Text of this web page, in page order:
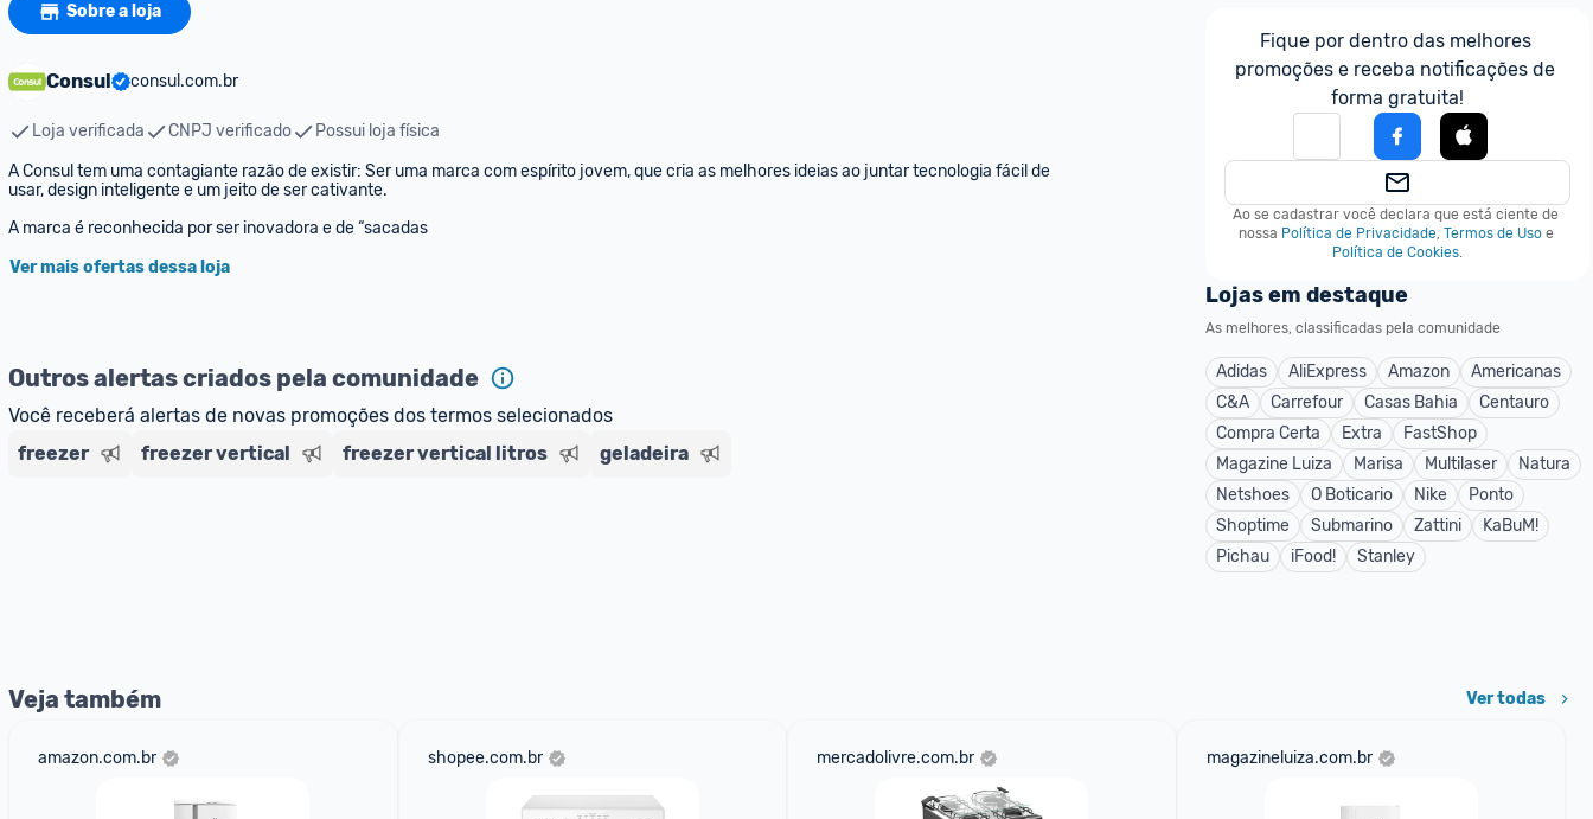
Sobre a loja
Consul consul.com.br
Loja verificada CNPJ verificado
Possui loja física
A Consul tem uma contagiante razão de existir: Ser uma marca com espírito jovem, que cria as melhores ideias ao juntar tecnologia fácil de
usar, design inteligente e um jeito de ser cativante.
A marca é reconhecida por ser inovadora e de “sacadas
Ver mais ofertas dessa loja
Outros alertas criados pela comunidade
Você receberá alertas de novas promoções dos termos selecionados
freezer
freezer vertical freezer vertical litros geladeira
Fique por dentro das melhores
promoções e receba notificações de
forma gratuita!
Ao se cadastrar você declara que está ciente de
nossa Política de Privacidade, Termos de Uso e
Política de Cookies.
Lojas em destaque
As melhores, classificadas pela comunidade
Adidas AliExpress Amazon
Americanas
C&A
Carrefour Casas Bahia
Centauro
Compra Certa
Extra
FastShop
Magazine Luiza
Marisa Multilaser
Natura
Netshoes
O Boticario Nike
Ponto
Shoptime
Submarino Zattini
KaBuM!
Pichau
iFood! Stanley
Veja também Ver todas
amazon.com.br shopee.com.br mercadolivre.com.br magazineluiza.com.br